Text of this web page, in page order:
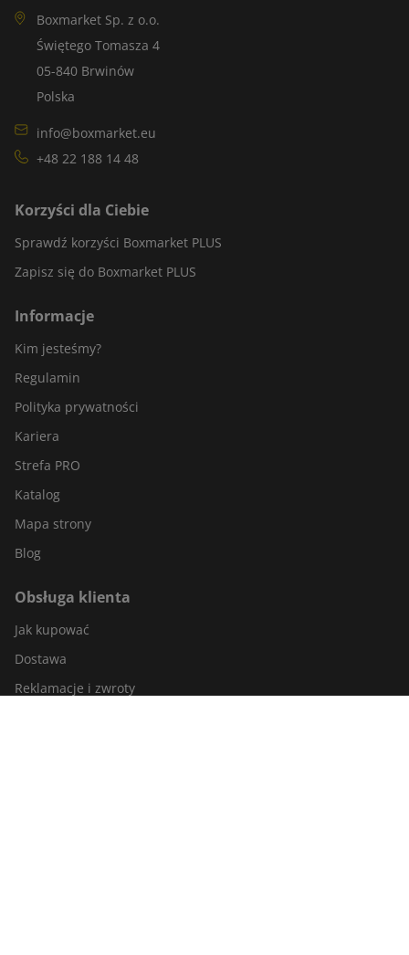
Boxmarket Sp. z o.o.
Świętego Tomasza 4
05-840 Brwinów
Polska
info@boxmarket.eu
+48 22 188 14 48
Korzyści dla Ciebie
Sprawdź korzyści Boxmarket PLUS
Zapisz się do Boxmarket PLUS
Informacje
Kim jesteśmy?
Regulamin
Polityka prywatności
Kariera
Strefa PRO
Katalog
Mapa strony
Blog
Obsługa klienta
Jak kupować
Dostawa
Reklamacje i zwroty